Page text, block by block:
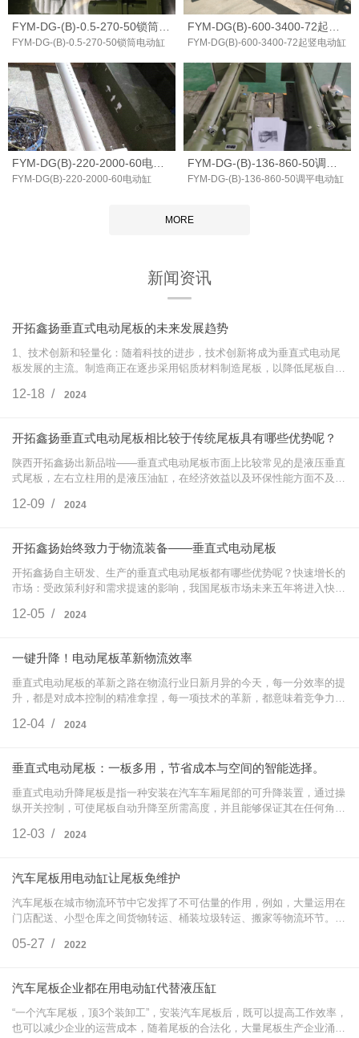
FYM-DG-(B)-0.5-270-50锁筒电动缸 FYM-DG(B)-600-3400-72起竖电动缸
FYM-DG(B)-220-2000-60电动缸 FYM-DG-(B)-136-860-50调平电动缸
MORE
新闻资讯
开拓鑫扬垂直式电动尾板的未来发展趋势
1、技术创新和轻量化：随着科技的进步，技术创新将成为垂直式电动尾
板发展的主流。制造商正在逐步采用铝质材料制造尾板，以降低尾板自
括用电动缸替…
12-18 / 2024
开拓鑫扬垂直式电动尾板相比较于传统尾板具有哪些优势呢？
陕西开拓鑫扬出新品啦——垂直式电动尾板市面上比较常见的是液压垂直
式尾板，左右立柱用的是液压油缸，在经济效益以及环保性能方面不及电
结构，形成…
12-09 / 2024
开拓鑫扬始终致力于物流装备——垂直式电动尾板
开拓鑫扬自主研发、生产的垂直式电动尾板都有哪些优势呢？快速增长的
市场：受政策利好和需求提速的影响，我国尾板市场未来五年将进入快速
集中度提高…
12-05 / 2024
一键升降！电动尾板革新物流效率
垂直式电动尾板的革新之路在物流行业日新月异的今天，每一分效率的提
升，都是对成本控制的精准拿捏，每一项技术的革新，都意味着竞争力的
下、人工成本…
12-04 / 2024
垂直式电动尾板：一板多用，节省成本与空间的智能选择。
垂直式电动升降尾板是指一种安装在汽车车厢尾部的可升降装置，通过操
纵开关控制，可使尾板自动升降至所需高度，并且能够保证其在任何角度
率，还能够…
12-03 / 2024
汽车尾板用电动缸让尾板免维护
汽车尾板在城市物流环节中它发挥了不可估量的作用，例如，大量运用在
门店配送、小型仓库之间货物转运、桶装垃圾转运、搬家等物流环节。特
平稳特性使…
05-27 / 2022
汽车尾板企业都在用电动缸代替液压缸
“一个汽车尾板，顶3个装卸工”，安装汽车尾板后，既可以提高工作效率，
也可以减少企业的运营成本，随着尾板的合法化，大量尾板生产企业涌